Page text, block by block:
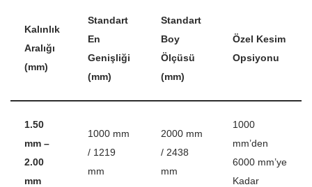
Kalınlık
Aralığı
(mm)
Standart
En
Genişliği
(mm)
Standart
Boy
Ölçüsü
(mm)
Özel Kesim
Opsiyonu
1.50
mm –
2.00
mm
1000 mm
/ 1219
mm
2000 mm
/ 2438
mm
1000
mm’den
6000 mm’ye
Kadar